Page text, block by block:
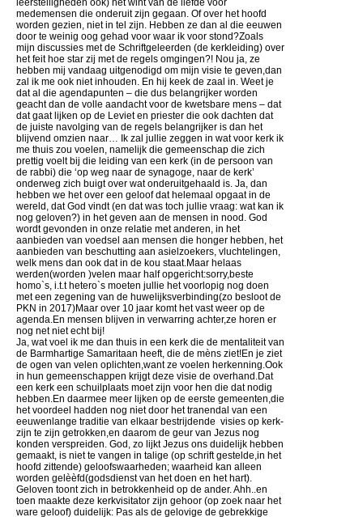
medemensen die onderuit zijn gegaan. Of over het hoofd
worden gezien, niet in tel zijn. Hebben ze dan al die eeuwen
door te weinig oog gehad voor waar ik voor stond?Zoals
mijn discussies met de Schriftgeleerden (de kerkleiding) over
het feit hoe star zij met de regels omgingen?! Nou ja, ze
hebben mij vandaag uitgenodigd om mijn visie te geven,dan
zal ik me ook niet inhouden. En hij keek de zaal in. Weet je
dat al die agendapunten – die dus belangrijker worden
geacht dan de volle aandacht voor de kwetsbare mens – dat
dat gaat lijken op de Leviet en priester die ook dachten dat
de juiste navolging van de regels belangrijker is dan het
blijvend omzien naar… Ik zal jullie zeggen in wat voor kerk ik
me thuis zou voelen, namelijk die gemeenschap die zich
prettig voelt bij die leiding van een kerk (in de persoon van
de rabbi) die ‘op weg naar de synagoge, naar de kerk’
onderweg zich buigt over wat onderuitgehaald is. Ja, dan
hebben we het over een geloof dat helemaal opgaat in de
wereld, dat God vindt (en dat was toch jullie vraag: wat kan ik
nog geloven?) in het geven aan de mensen in nood. God
wordt gevonden in onze relatie met anderen, in het
aanbieden van voedsel aan mensen die honger hebben, het
aanbieden van beschutting aan asielzoekers, vluchtelingen,
welk mens dan ook dat in de kou staat.Maar helaas
werden(worden )velen maar half opgericht:sorry,beste
homo`s, i.t.t hetero`s moeten jullie het voorlopig nog doen
met een zegening van de huwelijksverbinding(zo besloot de
PKN in 2017)Maar over 10 jaar komt het vast weer op de
agenda.En mensen blijven in verwarring achter,ze horen er
nog net niet echt bij!
Ja, wat voel ik me dan thuis in een kerk die de mentaliteit van
de Barmhartige Samaritaan heeft, die de mèns ziet!En je ziet
de ogen van velen oplichten,want ze voelen herkenning.Ook
in hun gemeenschappen krijgt deze visie de overhand.Dat
een kerk een schuilplaats moet zijn voor hen die dat nodig
hebben.En daarmee meer lijken op de eerste gemeenten,die
het voordeel hadden nog niet door het tranendal van een
eeuwenlange traditie van elkaar bestrijdende visies op kerk-
zijn te zijn getrokken,en daarom de geur van Jezus nog
konden verspreiden. God, zo lijkt Jezus ons duidelijk hebben
gemaakt, is niet te vangen in talige (op schrift gestelde,in het
hoofd zittende) geloofswaarheden; waarheid kan alleen
worden gelèèfd(godsdienst van het doen en het hart).
Geloven toont zich in betrokkenheid op de ander. Ahh..en
toen maakte deze kerkvisitator zijn gehoor (op zoek naar het
ware geloof) duidelijk: Pas als de gelovige de gebrekkige